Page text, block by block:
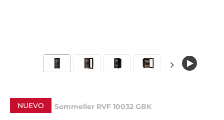
NUEVO Sommelier RVF 10032 GBK